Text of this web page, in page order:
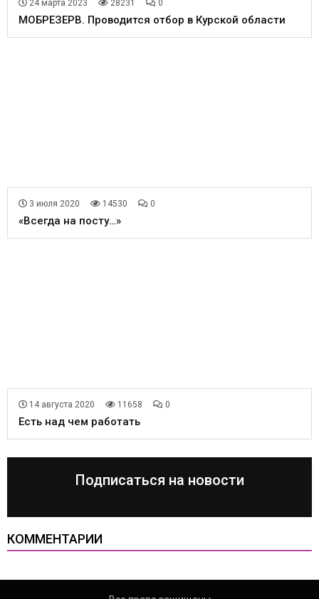
24 марта 2023 28231 0
МОБРЕЗЕРВ. Проводится отбор в Курской области
3 июля 2020 14530 0
«Всегда на посту…»
14 августа 2020 11658 0
Есть над чем работать
Подписаться на новости
КОММЕНТАРИИ